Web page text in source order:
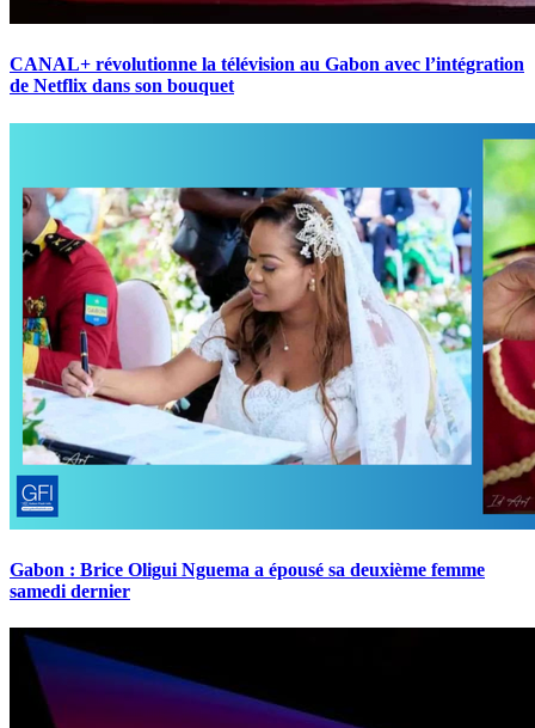
CANAL+ révolutionne la télévision au Gabon avec l’intégration
de Netflix dans son bouquet
Gabon : Brice Oligui Nguema a épousé sa deuxième femme
samedi dernier